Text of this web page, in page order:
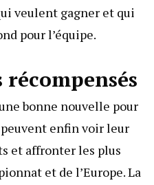
veulent gagner et qui
pour l’équipe.
bonne nouvelle pour
peuvent enfin voir leur
et affronter les plus
et de l’Europe. La